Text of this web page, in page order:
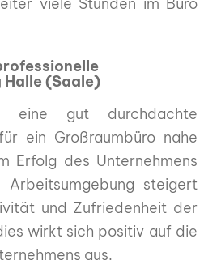
(Saale)
eine gut durchdachte
ein Großraumbüro nahe
Erfolg des Unternehmens
steigert
und Zufriedenheit der
wirkt sich positiv auf die
aus.